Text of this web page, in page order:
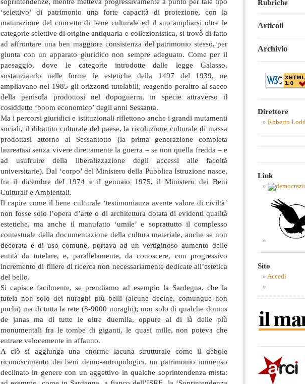
‘selettivo’ di patrimonio una forte capacità di protezione, con la
maturazione del concetto di bene culturale ed il suo ampliarsi oltre le
categorie selettive di origine antiquaria e collezionistica, si trovò di fatto
ad affrontare una ben maggiore consistenza del patrimonio stesso, per
giunta con un apparato giuridico non sempre adeguato. Come per il
paesaggio, dove le categorie introdotte dalle legge Galasso,
sostanziando nelle forme le estetiche della 1497 del 1939, ne
ampliavano nel 1985 gli orizzonti tutelabili, reagendo peraltro al sacco
della penisola prodottosi nel dopoguerra, in specie attraverso il
cosiddetto ‘boom economico’ degli anni Sessanta.
Ma i percorsi giuridici e istituzionali riflettono anche i grandi mutamenti
sociali, il dibattito culturale del paese, la rivoluzione culturale di massa
prodottasi attorno al Sessantotto (la prima generazione completa
laureatasi senza vivere direttamente la guerra – se non quella fredda – e
ad usufruire della liberalizzazione degli accessi alle facoltà
universitarie). Dal ‘corpo’ del Ministero della Pubblica Istruzione nasce,
fra il dicembre del 1974 e il gennaio 1975, il Ministero dei Beni
Culturali e Ambientali.
Il capire come il bene culturale ‘testimonianza avente valore di civiltà’
non fosse solo l’opera d’arte o di architettura dotata di evidenti qualità
estetiche, ma anche il manufatto ‘umile’ e soprattutto il complesso
contestuale della documentazione della cultura materiale, anche se non
decorata e di uso comune, portava ad un vertiginoso aumento delle
entità da tutelare, e, parallelamente, da conoscere, con progressivo
incremento di filiere di ricerca non necessariamente dedicate all’estetica
del bello.
Si capisce facilmente, se prendiamo ad esempio la Sardegna, che la
tutela non solo dei nuraghi più belli (alcune decine, comunque non
pochi) ma di tutta la rete (8-9000 nuraghi); non solo di qualche domus
de janas ma di tutte le oltre duemila, oppure al di là delle più
monumentali fra le tombe di giganti, le quasi mille, non poteva che
entrare velocemente in affanno.
A ciò si aggiunga una enorme lacuna strutturale come il debole
riconoscimento dei beni demo-antropologici, un patrimonio immenso
declinato in genere con un aggettivo in qualche soprintendenza mista:
Rubriche
Articoli
Archivio
Direttore
Roberto
Link
Sito
Accedi